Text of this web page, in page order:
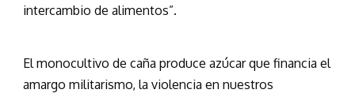
intercambio de alimentos”.
El monocultivo de caña produce azúcar que financia el
amargo militarismo, la violencia en nuestros